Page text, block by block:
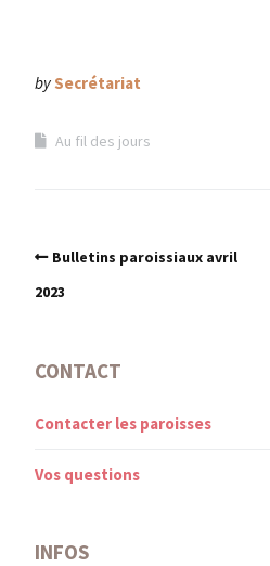
bySecrétariat
Au fil des jours
Bulletins paroissiaux avril
2023
CONTACT
Contacter les paroisses
Vos questions
INFOS